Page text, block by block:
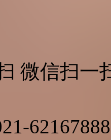
微信扫一
62167888